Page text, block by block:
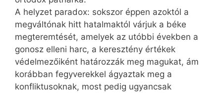
A helyzet paradox: sokszor éppen azoktól a
megváltónak hitt hatalmaktól várjuk a béke
megteremtését, amelyek az utóbbi években a
gonosz elleni harc, a keresztény értékek
védelmezőiként határozzák meg magukat, ám
korábban fegyverekkel ágyaztak meg a
konfliktusoknak, most pedig ugyancsak